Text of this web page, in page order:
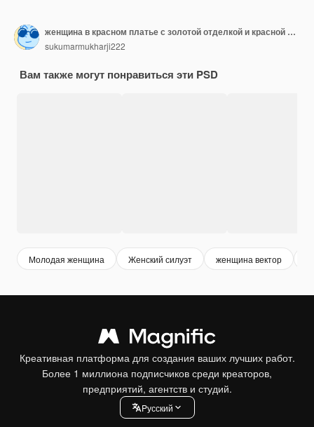
женщина в красном платье с золотой отделкой и красной повязкой
sukumarmukharji222
Вам также могут понравиться эти PSD
Молодая женщина Женский силуэт женщина вектор
Креативная платформа для создания ваших лучших работ.
Более 1 миллиона подписчиков среди креаторов,
предприятий, агентств и студий.
Pусский